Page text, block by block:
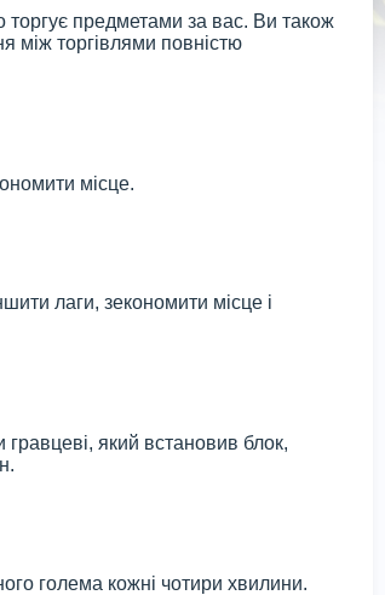
торгує предметами за вас. Ви також
між торгівлями повністю
місце.
лаги, зекономити місце і
який встановив блок,
голема кожні чотири хвилини.